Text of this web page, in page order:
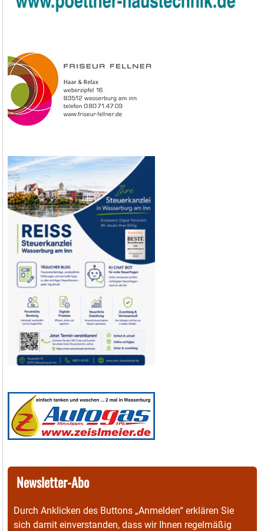
Newsletter-Abo
Durch Anklicken des Buttons „Anmelden“ erklären Sie
sich damit einverstanden, dass wir Ihnen regelmäßig